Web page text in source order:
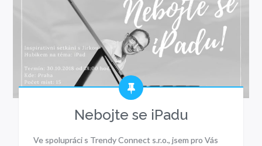
Nebojte se iPadu
Ve spolupráci s Trendy Connect s.r.o., jsem pro Vás